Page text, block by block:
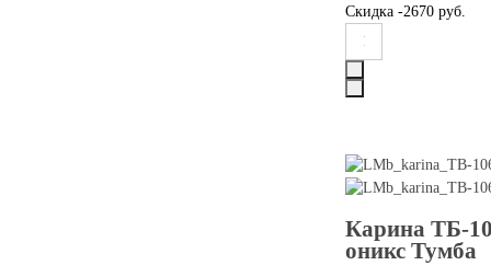
Скидка -2670 руб.
Карина ТБ-
оникс Тумба